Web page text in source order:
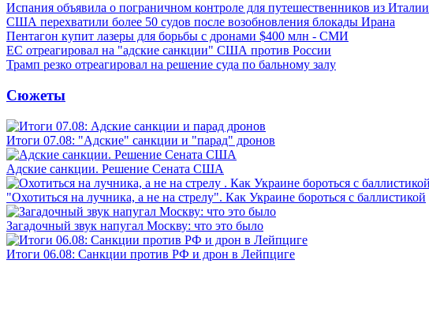
Испания объявила о пограничном контроле для путешественников из Италии
США перехватили более 50 судов после возобновления блокады Ирана
Пентагон купит лазеры для борьбы с дронами $400 млн - СМИ
ЕС отреагировал на "адские санкции" США против России
Трамп резко отреагировал на решение суда по бальному залу
Сюжеты
Итоги 07.08: "Адские" санкции и "парад" дронов
Адские санкции. Решение Сената США
"Охотиться на лучника, а не на стрелу". Как Украине бороться с баллистикой
Загадочный звук напугал Москву: что это было
Итоги 06.08: Санкции против РФ и дрон в Лейпциге